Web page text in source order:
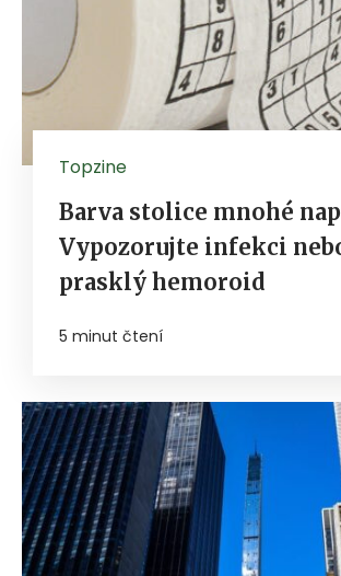
Topzine
Barva stolice mnohé
Vypozorujte infekci
prasklý hemoroid
5 minut čtení